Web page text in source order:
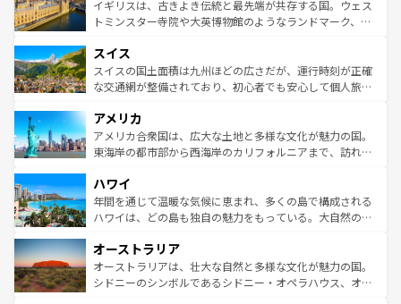
香り高いラベンダー畑など、多彩な楽しみ方が可能だ。さ
らに、パリ以外の地域にも魅力が溢れており、どの街角に
れる地方に足を運ぶとそれぞれで全く異なる文化を体験で
きるだろう。 なお、新着のフランス情報はコンテンツ一覧
を参照してほしい。
ルリンの文化的活気、バイエルン州のアルプスの絶景、そ
してライン川沿いのワイン畑といった風景は必見。ビール
は、お酒好きな人にはぜひ体験してほしい。 なお、新着の
ドイツ情報はコンテンツ一覧を参照してほしい。
イギリスは、古きよき伝統と最先端が共存する国。ウェス
トミンスター寺院や大英博物館のようなランドマーク、歴
リアごとに異なる魅力がある。また、優雅なアフタヌーン
ティー、ビール好きにはたまらない英国パブ、サッカー観
戦など、本場だからこそできる体験も豊富。イギリスを旅
ンツ一覧を参照してほしい。
スイス
スイスの国土面積は九州ほどの広さだが、運行時刻が正確
な交通網が整備されており、初心者でも安心して個人旅行
の建物がそのまま残る町や、スイスならではのユニークな
博物館もあり、アルプス観光だけでなく町歩きも満喫する
ことができる。国民の所得が高いため物価も高いが、旅行
ば市内交通費無料で観光を楽しむこともできる。 なお、新
着のスイス情報はコンテンツ一覧 を参照してほしい。
アメリカ
アメリカ合衆国は、広大な土地と多様な文化が魅力の国。
東海岸の都市部から西海岸のカリフォルニアまで、訪れる
のような巨大都市は、観光、ショッピング、エンターテイ
ンメントが詰まった刺激的なスポットだ。一方、アメリカ
西部には大自然が広がり、グランドキャニオンやイエロー
部のニューオーリンズでは、音楽と美食が融合した独特の
文化が魅力。旅行者はアメリカの各地域で異なる魅力を楽
しみながら、その多様性と豊かな歴史を感じることができ
ハワイ
年間を通じて温暖な気候に恵まれ、多くの島で構成される
ハワイは、どの島も独自の魅力をもっている。大自然の神
ワイ島は見逃せない。また、定番の観光地といえばオアフ
島だが、静かな自然を求めるならマウイ島やカウアイ島が
おすすめ。エメラルドグリーンに輝く海をはじめ、豊かな
オーストラリア
オーストラリアは、壮大な自然と多様な文化が魅力の国。
シドニーのシンボルであるシドニー・オペラハウス、オー